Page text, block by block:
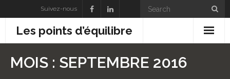
Suivez-nous
Les points d’équilibre
MOIS : SEPTEMBRE 2016